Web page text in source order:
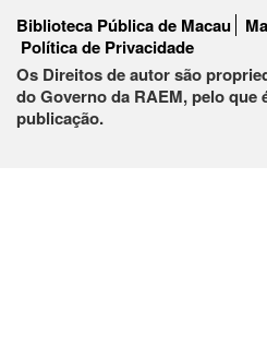
Biblioteca Pública de Macau
Política de Privacidade
Os Direitos de autor são
do Governo da RAEM, pelo que
publicação.